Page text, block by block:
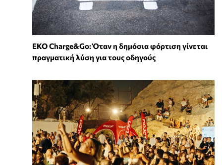
EKO Charge&Go: Όταν η δημόσια φόρτιση γίνεται
πραγματική λύση για τους οδηγούς